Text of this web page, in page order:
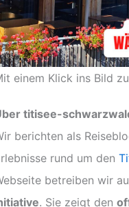
einem Klick ins Bild
titisee-
berichten als
rund um den
betreiben wir
. Sie zeigt den